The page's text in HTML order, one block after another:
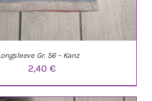
Gr. 56 – Kanz
2,40€